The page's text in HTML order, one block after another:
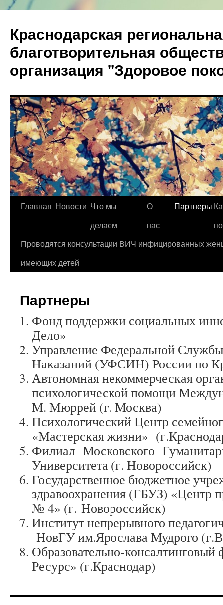
Краснодарская
благотворительная
организация "Здоровое
Главная Новости Что мы
делаем
О
нас
Партнеры
Проводятся консультации ВИЧ инфицированных
имеющих детей
Партнеры
Фонд поддержки социальных
Дело»
Управление Федеральной
Наказаний (УФСИН) России по
Автономная некоммерческая
психологической помощи
М. Мюррей (г. Москва)
Психологический Центр
«Мастерская жизни»
Филиал Московского
Университета (г. Новороссийск)
Государственное бюджетное
здравоохранения (ГБУЗ)
№ 4» (г. Новороссийск)
Институт непрерывного
НовГУ им.Ярослава Мудрого
Образовательно-
Ресурс» (г.Краснодар)